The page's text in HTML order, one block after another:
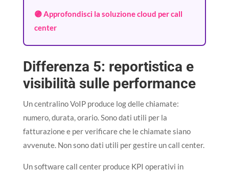
🟣 Approfondisci la soluzione cloud per call
center
Differenza 5: reportistica e
visibilità sulle performance
Un centralino VoIP produce log delle chiamate:
numero, durata, orario. Sono dati utili per la
fatturazione e per verificare che le chiamate siano
avvenute. Non sono dati utili per gestire un call center.
Un software call center produce KPI operativi in